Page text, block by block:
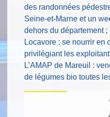
des randonnées
Seine-et-Marne et un
dehors du département ;
Locavore : se nourrir en
privilégiant les
L’AMAP de Mareuil :
de légumes bio toutes